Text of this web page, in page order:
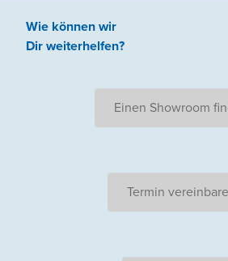
Wie können wir
Dir weiterhelfen?
Einen Showroom
Termin